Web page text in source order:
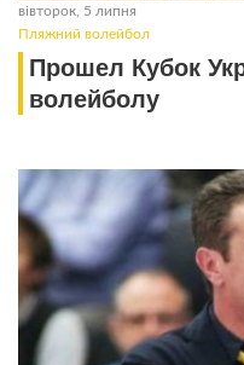
вівторок, 5 липня
Пляжний волейбол
Прошел Кубок
волейболу